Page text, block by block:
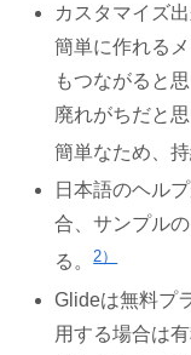
カスタマイズ
簡単に作れる
もつながると
廃れがちだと
簡単なため、
日本語のヘル
合、サンプル
る。2）
Glideは無料プ
用する場合は